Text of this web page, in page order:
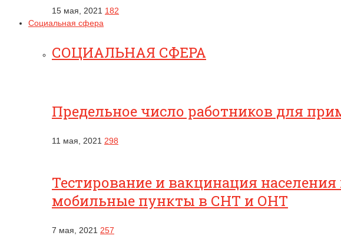
15 мая, 2021 182
Социальная сфера
СОЦИАЛЬНАЯ СФЕРА
Предельное число работников для
11 мая, 2021 298
Тестирование и вакцинация
мобильные пункты в СНТ и ОНТ
7 мая, 2021 257